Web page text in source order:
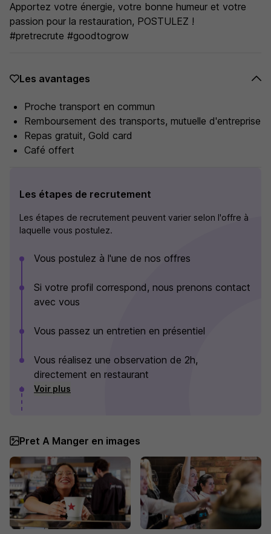
Apportez votre énergie, votre bonne humeur et votre
passion pour la restauration, POSTULEZ !
#pretrecrute #goodtogrow
Les avantages
Proche transport en commun
Remboursement des transports, mutuelle d'entreprise
Repas gratuit, Gold card
Café offert
Les étapes de recrutement
Les étapes de recrutement peuvent varier selon l'offre à
laquelle vous postulez.
Vous postulez à l'une de nos offres
Si votre profil correspond, nous prenons contact
avec vous
Vous passez un entretien en présentiel
Vous réalisez une observation de 2h,
directement en restaurant
Voir plus
Pret A Manger en images